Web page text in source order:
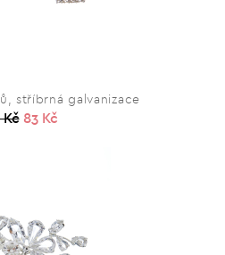
stříbrná galvanizace
Kč 83 Kč